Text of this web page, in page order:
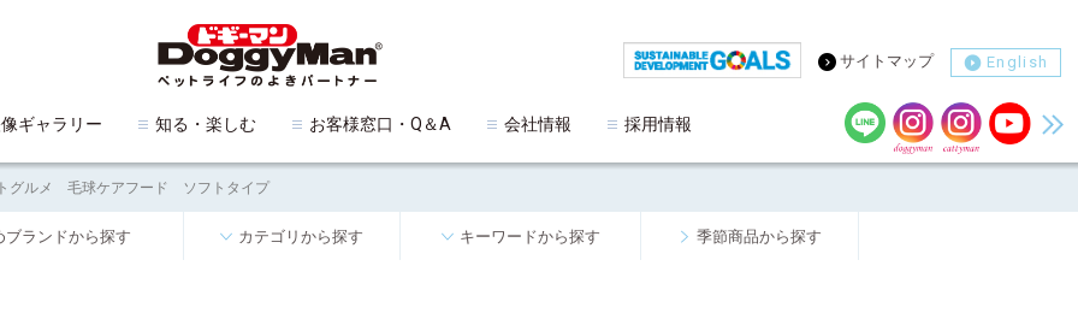
ギャラリー 知る・楽しむ お客様窓口・Q＆A 会社情報 採用情報
サイトマップ English
グルメ 毛球ケアフード ソフトタイプ
ブランドから探す カテゴリから探す キーワードから探す 季節商品から探す